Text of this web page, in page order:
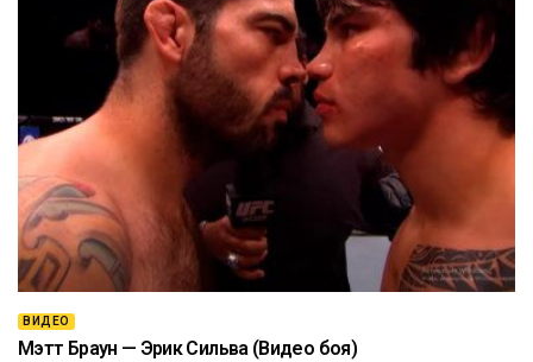
ВИДЕО
Мэтт Браун — Эрик Сильва (Видео боя)